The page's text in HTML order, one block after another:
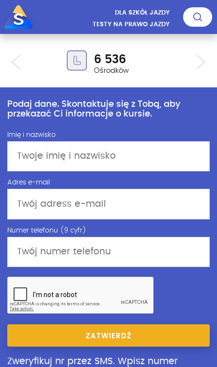
DLA SZKÓŁ JAZDY
TESTY NA PRAWO JAZDY
6 536
Ośrodków
Podaj dane. Skontaktuje się z Tobą, aby
przekazać Ci informacje o kursie.
Imię i nazwisko
Adres e-mail
Numer telefonu (9 cyfr)
ZATWIERDŹ
Zweryfikuj nr przez SMS. Wpisz numer